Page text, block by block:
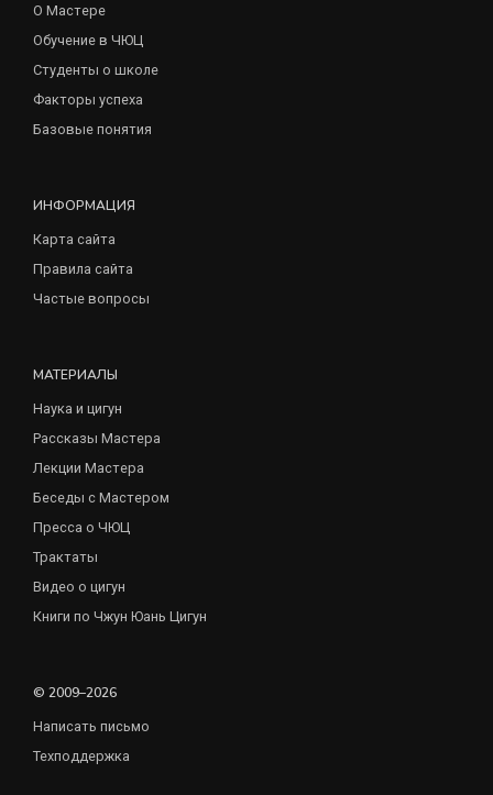
О Мастере
Обучение в ЧЮЦ
Студенты о школе
Факторы успеха
Базовые понятия
ИНФОРМАЦИЯ
Карта сайта
Правила сайта
Частые вопросы
МАТЕРИАЛЫ
Наука и цигун
Рассказы Мастера
Лекции Мастера
Беседы с Мастером
Пресса о ЧЮЦ
Трактаты
Видео о цигун
Книги по Чжун Юань Цигун
© 2009–2026
Написать письмо
Техподдержка